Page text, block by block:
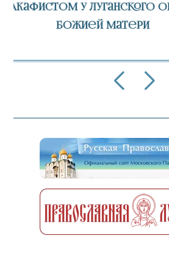
Телеканал В
Страны